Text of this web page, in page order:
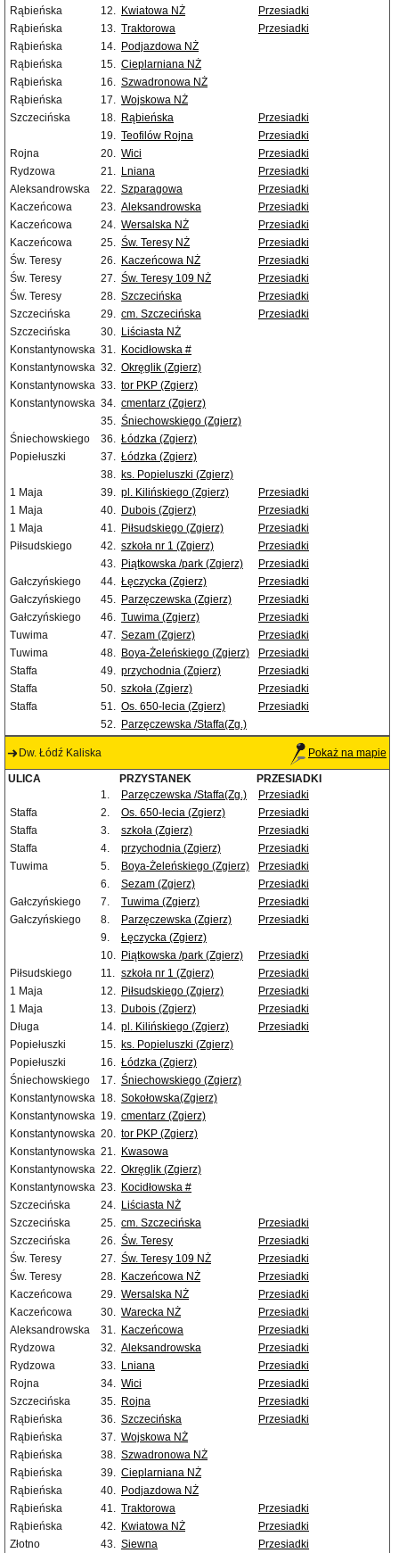
Rąbieńska
12. Kwiatowa NŻ
Przesiadki
Rąbieńska
13. Traktorowa
Przesiadki
Rąbieńska
14. Podjazdowa NŻ
Rąbieńska
15. Cieplarniana NŻ
Rąbieńska
16. Szwadronowa NŻ
Rąbieńska
17. Wojskowa NŻ
Szczecińska
18. Rąbieńska
Przesiadki
19. Teofilów Rojna
Przesiadki
Rojna
20. Wici
Przesiadki
Rydzowa
21. Lniana
Przesiadki
Aleksandrowska
22. Szparagowa
Przesiadki
Kaczeńcowa
23. Aleksandrowska
Przesiadki
Kaczeńcowa
24. Wersalska NŻ
Przesiadki
Kaczeńcowa
25. Św. Teresy NŻ
Przesiadki
Św. Teresy
26. Kaczeńcowa NŻ
Przesiadki
Św. Teresy
27. Św. Teresy 109 NŻ
Przesiadki
Św. Teresy
28. Szczecińska
Przesiadki
Szczecińska
29. cm. Szczecińska
Przesiadki
Szczecińska
30. Liściasta NŻ
Konstantynowska 31. Kocidłowska #
Konstantynowska 32. Okręglik (Zgierz)
Konstantynowska 33. tor PKP (Zgierz)
Konstantynowska 34. cmentarz (Zgierz)
35. Śniechowskiego (Zgierz)
Śniechowskiego
36. Łódzka (Zgierz)
Popiełuszki
37. Łódzka (Zgierz)
38. ks. Popieluszki (Zgierz)
1 Maja
39. pl. Kilińskiego (Zgierz)
Przesiadki
1 Maja
40. Dubois (Zgierz)
Przesiadki
1 Maja
41. Piłsudskiego (Zgierz)
Przesiadki
Piłsudskiego
42. szkoła nr 1 (Zgierz)
Przesiadki
43. Piątkowska /park (Zgierz)
Przesiadki
Gałczyńskiego
44. Łęczycka (Zgierz)
Przesiadki
Gałczyńskiego
45. Parzęczewska (Zgierz)
Przesiadki
Gałczyńskiego
46. Tuwima (Zgierz)
Przesiadki
Tuwima
47. Sezam (Zgierz)
Przesiadki
Tuwima
48. Boya-Żeleńskiego (Zgierz)
Przesiadki
Staffa
49. przychodnia (Zgierz)
Przesiadki
Staffa
50. szkoła (Zgierz)
Przesiadki
Staffa
51. Os. 650-lecia (Zgierz)
Przesiadki
52. Parzęczewska /Staffa(Zg.)
Dw. Łódź Kaliska Pokaż na mapie
ULICA PRZYSTANEK
PRZESIADKI
1.
Parzęczewska /Staffa(Zg.)
Przesiadki
Staffa
2. Os. 650-lecia (Zgierz)
Przesiadki
Staffa
3. szkoła (Zgierz)
Przesiadki
Staffa
4. przychodnia (Zgierz)
Przesiadki
Tuwima
5. Boya-Żeleńskiego (Zgierz)
Przesiadki
6.
Sezam (Zgierz)
Przesiadki
Gałczyńskiego
7. Tuwima (Zgierz)
Przesiadki
Gałczyńskiego
8. Parzęczewska (Zgierz)
Przesiadki
9.
Łęczycka (Zgierz)
10. Piątkowska /park (Zgierz)
Przesiadki
Piłsudskiego
11. szkoła nr 1 (Zgierz)
Przesiadki
1 Maja
12. Piłsudskiego (Zgierz)
Przesiadki
1 Maja
13. Dubois (Zgierz)
Przesiadki
Długa
14. pl. Kilińskiego (Zgierz)
Przesiadki
Popiełuszki
15. ks. Popieluszki (Zgierz)
Popiełuszki
16. Łódzka (Zgierz)
Śniechowskiego
17. Śniechowskiego (Zgierz)
Konstantynowska 18. Sokołowska(Zgierz)
Konstantynowska 19. cmentarz (Zgierz)
Konstantynowska 20. tor PKP (Zgierz)
Konstantynowska 21. Kwasowa
Konstantynowska 22. Okręglik (Zgierz)
Konstantynowska 23. Kocidłowska #
Szczecińska
24. Liściasta NŻ
Szczecińska
25. cm. Szczecińska
Przesiadki
Szczecińska
26. Św. Teresy
Przesiadki
Św. Teresy
27. Św. Teresy 109 NŻ
Przesiadki
Św. Teresy
28. Kaczeńcowa NŻ
Przesiadki
Kaczeńcowa
29. Wersalska NŻ
Przesiadki
Kaczeńcowa
30. Warecka NŻ
Przesiadki
Aleksandrowska
31. Kaczeńcowa
Przesiadki
Rydzowa
32. Aleksandrowska
Przesiadki
Rydzowa
33. Lniana
Przesiadki
Rojna
34. Wici
Przesiadki
Szczecińska
35. Rojna
Przesiadki
Rąbieńska
36. Szczecińska
Przesiadki
Rąbieńska
37. Wojskowa NŻ
Rąbieńska
38. Szwadronowa NŻ
Rąbieńska
39. Cieplarniana NŻ
Rąbieńska
40. Podjazdowa NŻ
Rąbieńska
41. Traktorowa
Przesiadki
Rąbieńska
42. Kwiatowa NŻ
Przesiadki
Złotno
43. Siewna Przesiadki